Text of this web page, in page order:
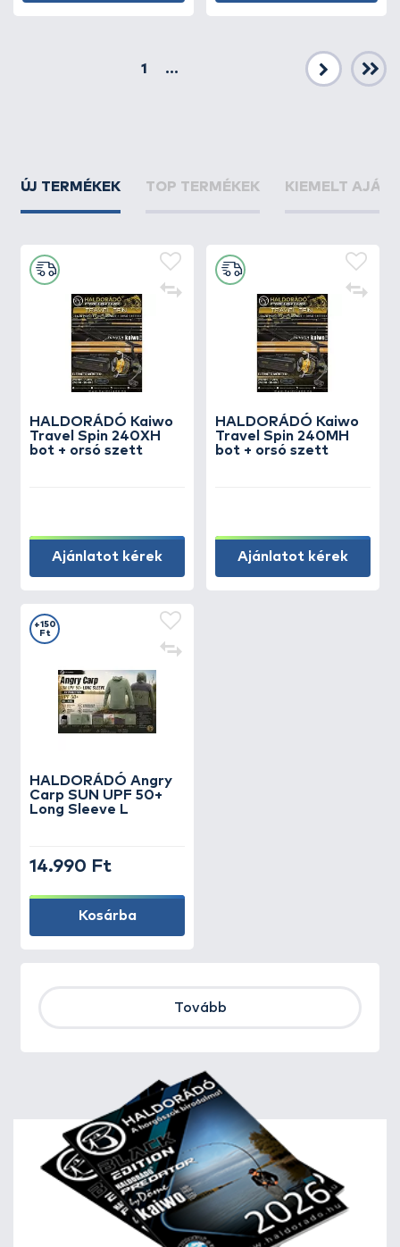
1
...
Következő
ÚJ TERMÉKEK TOP TERMÉKEK KIEMELT
HALDORÁDÓ Kaiwo
Travel Spin 240XH
bot + orsó szett
Ajánlatot kérek
HALDORÁDÓ Kaiwo
Travel Spin 240MH
bot + orsó szett
Ajánlatot kérek
HALDORÁDÓ Angry
Carp SUN UPF 50+
Long Sleeve L
+150
Ft
14.990 Ft
Kosárba
Tovább